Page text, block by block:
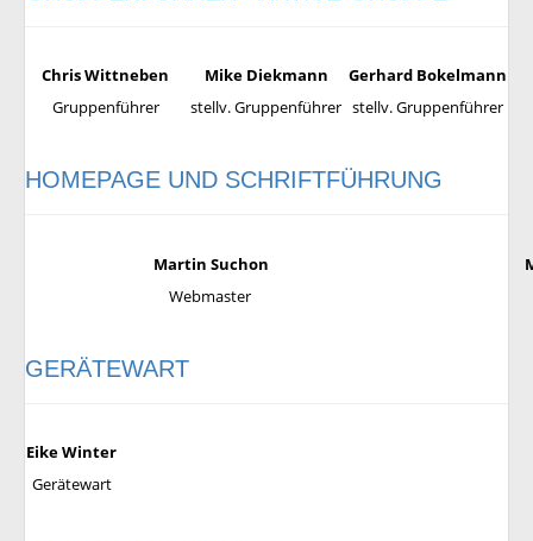
Chris Wittneben
Gruppenführer
Mike Diekmann
stellv. Gruppenführer
Gerhard Bokelmann
stellv. Gruppenführer
HOMEPAGE UND SCHRIFTFÜHRUNG
Martin Suchon
Webmaster
GERÄTEWART
Eike Winter
Gerätewart